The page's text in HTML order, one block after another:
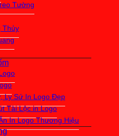
Tường
Thủy
Ly Sứ In Logo Đẹp
Tài Lộc in Logo
In Logo Thương Hiệu